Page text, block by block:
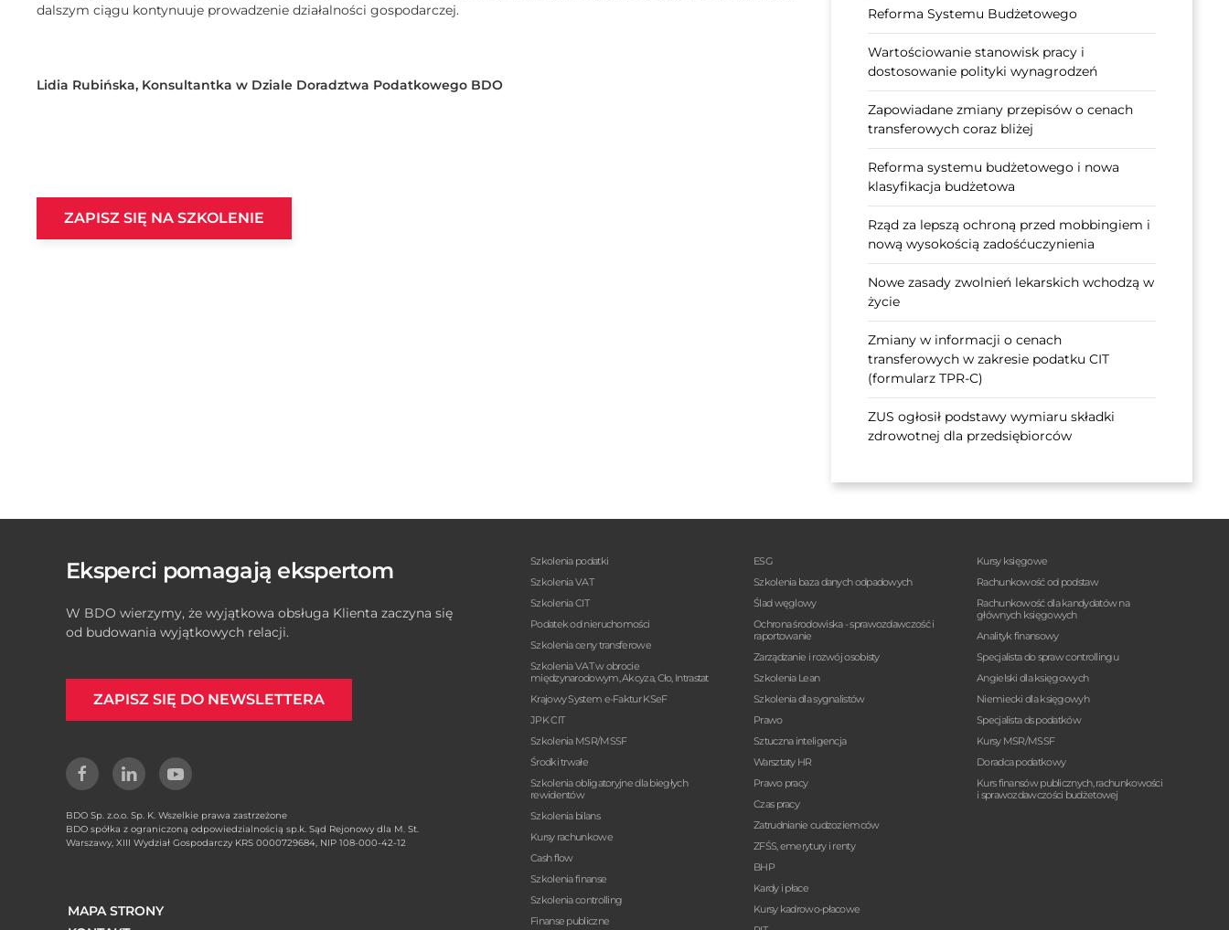
dalszym ciągu kontynuuje prowadzenie działalności gospodarczej.
Lidia Rubińska, Konsultantka w Dziale Doradztwa Podatkowego BDO
ZAPISZ SIĘ NA SZKOLENIE
Reforma Systemu Budżetowego
Wartościowanie stanowisk pracy i
dostosowanie polityki wynagrodzeń
Zapowiadane zmiany przepisów o cenach
transferowych coraz bliżej
Reforma systemu budżetowego i nowa
klasyfikacja budżetowa
Rząd za lepszą ochroną przed mobbingiem i
nową wysokością zadośćuczynienia
Nowe zasady zwolnień lekarskich wchodzą w
życie
Zmiany w informacji o cenach
transferowych w zakresie podatku CIT
(formularz TPR-C)
ZUS ogłosił podstawy wymiaru składki
zdrowotnej dla przedsiębiorców
Eksperci pomagają ekspertom
W BDO wierzymy, że wyjątkowa obsługa Klienta zaczyna się
od budowania wyjątkowych relacji.
ZAPISZ SIĘ DO NEWSLETTERA
BDO Sp. z.o.o. Sp. K. Wszelkie prawa zastrzeżone
BDO spółka z ograniczoną odpowiedzialnością sp.k. Sąd Rejonowy dla M. St.
Warszawy, XIII Wydział Gospodarczy KRS 0000729684, NIP 108-000-42-12
MAPA STRONY
Szkolenia podatki
Szkolenia VAT
Szkolenia CIT
Podatek od nieruchomości
Szkolenia ceny transferowe
Szkolenia VAT w obrocie
międzynarodowym, Akcyza, Cło, Intrastat
Krajowy System e-Faktur KSeF
JPK CIT
Szkolenia MSR/MSSF
Środki trwałe
Szkolenia obligatoryjne dla biegłych
rewidentów
Szkolenia bilans
Kursy rachunkowe
Cash flow
Szkolenia finanse
Szkolenia controlling
Finanse publiczne
ESG
Szkolenia baza danych odpadowych
Ślad węglowy
Ochrona środowiska - sprawozdawczość i
raportowanie
Zarządzanie i rozwój osobisty
Szkolenia Lean
Szkolenia dla sygnalistów
Prawo
Sztuczna inteligencja
Warsztaty HR
Prawo pracy
Czas pracy
Zatrudnianie cudzoziemców
ZFŚS, emerytury i renty
BHP
Kardy i płace
Kursy kadrowo-płacowe
Kursy księgowe
Rachunkowość od podstaw
Rachunkowość dla kandydatów na
głównych księgowych
Analityk finansowy
Specjalista do spraw controllingu
Angielski dla księgowych
Niemiecki dla księgowyh
Specjalista ds podatków
Kursy MSR/MSSF
Doradca podatkowy
Kurs finansów publicznych, rachunkowości
i sprawozdawczości budżetowej